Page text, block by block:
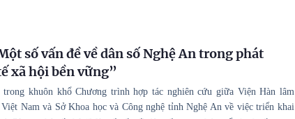
số vấn đề về dân số Nghệ An trong phát
xã hội bền vững”
trong khuôn khổ Chương trình hợp tác nghiên cứu giữa Viện Hàn lâm
Nam và Sở Khoa học và Công nghệ tỉnh Nghệ An về việc triển khai